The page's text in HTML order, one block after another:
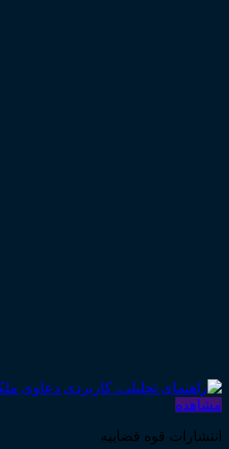
مشاهده
انتشارات قوه قضاییه